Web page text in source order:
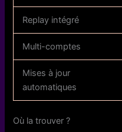
Replay intégré
Multi-comptes
Mises à jour
automatiques
Où la trouver ?